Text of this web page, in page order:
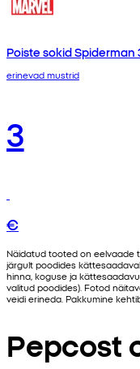
Poiste sokid Spiderman
erinevad mustrid
3
€
Näidatud tooted on eelvaade
järgult poodides
hinna, koguse ja
valitud poodides). Fotod
veidi erineda. Pakkumine
Pepcost